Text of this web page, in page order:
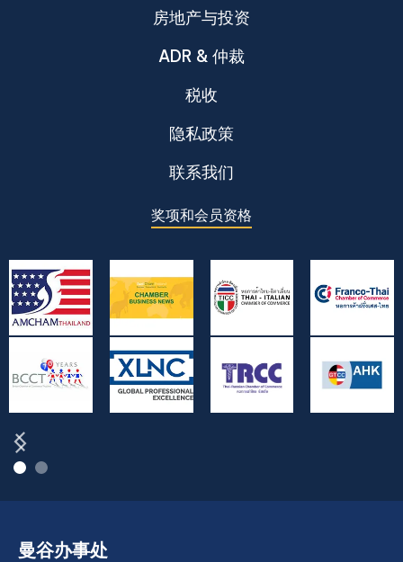
房地产与投资
ADR & 仲裁
税收
隐私政策
联系我们
奖项和会员资格
曼谷办事处